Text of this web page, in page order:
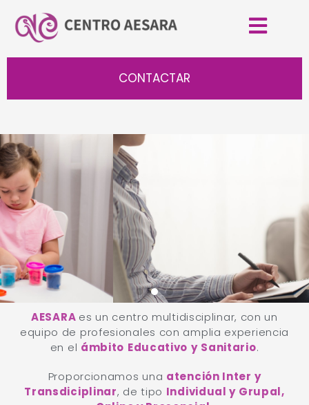
CONTACTAR
14 AÑOS CONTIGO
AESARA es un centro multidisciplinar, con un
equipo de profesionales con amplia experiencia
en el ámbito Educativo y Sanitario.
Proporcionamos una atención Inter y
Transdiciplinar, de tipo Individual y Grupal,